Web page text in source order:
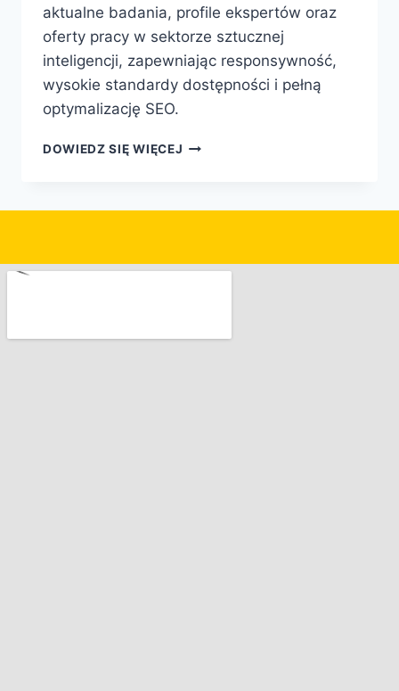
aktualne badania, profile ekspertów oraz
oferty pracy w sektorze sztucznej
inteligencji, zapewniając responsywność,
wysokie standardy dostępności i pełną
optymalizację SEO.
DOWIEDZ SIĘ WIĘCEJ